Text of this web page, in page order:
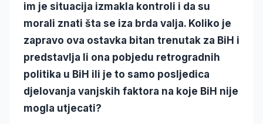
im je situacija izmakla kontroli i da su
morali znati šta se iza brda valja. Koliko je
zapravo ova ostavka bitan trenutak za BiH i
predstavlja li ona pobjedu retrogradnih
politika u BiH ili je to samo posljedica
djelovanja vanjskih faktora na koje BiH nije
mogla utjecati?